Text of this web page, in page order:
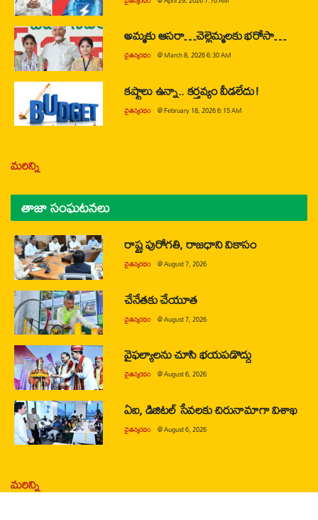
అమ్మకు ఆసరా…చెల్లెమ్మలకు భరోసా…
చైతన్యరధం @March 8, 2026 6:30 AM
కష్టాలు ఉన్నా.. కర్తవ్యం వీడలేదు!
చైతన్యరధం @February 18, 2026 6:15 AM
మరిన్ని
తాజా సంఘటనలు
రాష్ట్ర పురోగతి, రాజధాని వికాసం
చైతన్యరధం @August 7, 2026
చేనేతకు చేయూత
చైతన్యరధం @August 7, 2026
వైఫల్యాలను చూసి భయపడొద్దు
చైతన్యరధం @August 6, 2026
ఏఐ, డిజిటల్ సేవలకు చిరునామాగా విశాఖ
చైతన్యరధం @August 6, 2026
మరిన్ని